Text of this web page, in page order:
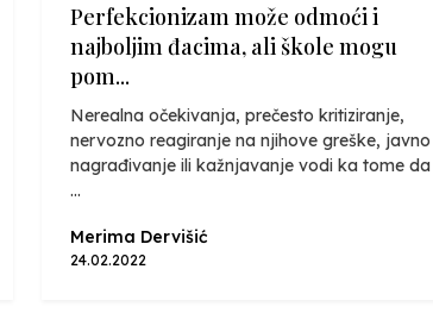
Perfekcionizam može odmoći i
najboljim đacima, ali škole mogu
pom...
Nerealna očekivanja, prečesto kritiziranje,
nervozno reagiranje na njihove greške, javno
nagrađivanje ili kažnjavanje vodi ka tome da
...
Merima Dervišić
24.02.2022